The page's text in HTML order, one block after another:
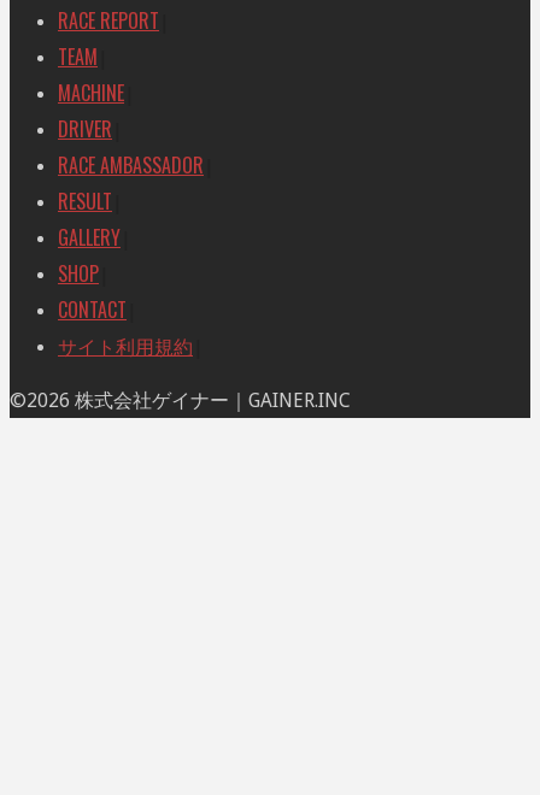
RACE REPORT
TEAM
MACHINE
DRIVER
RACE AMBASSADOR
RESULT
GALLERY
SHOP
CONTACT
サイト利用規約
ト
©2026 株式会社ゲイナー｜GAINER.INC